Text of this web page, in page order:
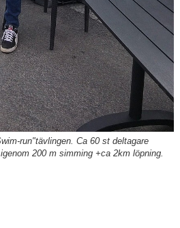
run"tävlingen. Ca 60 st deltagare
200 m simming +ca 2km löpning.